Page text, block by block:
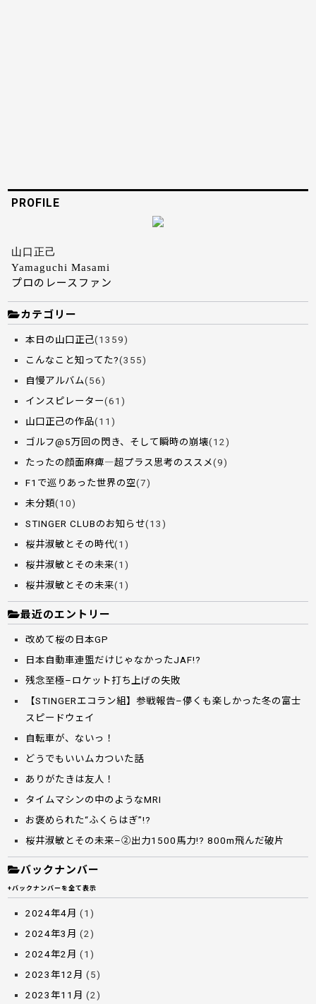
PROFILE
山口正己
Yamaguchi Masami
プロのレースファン
カテゴリー
本日の山口正己(1359)
こんなこと知ってた?(355)
自慢アルバム(56)
インスピレーター(61)
山口正己の作品(11)
ゴルフ@5万回の閃き、そして瞬時の崩壊(12)
たったの顔面麻痺―超プラス思考のススメ(9)
F1で巡りあった世界の空(7)
未分類(10)
STINGER CLUBのお知らせ(13)
桜井淑敏とその時代(1)
桜井淑敏とその未来(1)
桜井淑敏とその未来(1)
最近のエントリー
改めて桜の日本GP
日本自動車連盟だけじゃなかったJAF!?
残念至極–ロケット打ち上げの失敗
【STINGERエコラン組】参戦報告–儚くも楽しかった冬の富士
スピードウェイ
自転車が、ないっ！
どうでもいいムカついた話
ありがたきは友人！
タイムマシンの中のようなMRI
お褒められた“ふくらはぎ”!?
桜井淑敏とその未来–②出力1500馬力!? 800m飛んだ破片
バックナンバー
+バックナンバーを全て表示
2024年4月 (1)
2024年3月 (2)
2024年2月 (1)
2023年12月 (5)
2023年11月 (2)